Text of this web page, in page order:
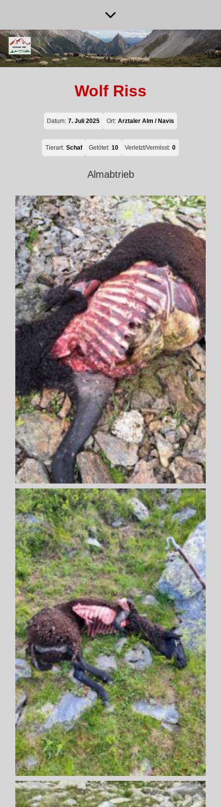
Wolf Riss
Datum: 7. Juli 2025 Ort: Arztaler Alm / Navis
Tierart: Schaf Getötet: 10 Verletzt/Vermisst: 0
Almabtrieb